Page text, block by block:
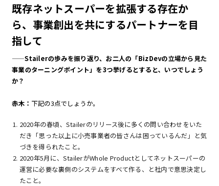
既存ネットスーパーを拡張する存在か
ら、事業創出を共にするパートナーを目
指して
——Stailerの歩みを振り返り、お二人の「BizDevの立場から見た
事業のターニングポイント」を3つ挙げるとすると、いつでしょう
か？
赤木： 下記の3点でしょうか。
2020年の春頃、Stailerのリリース後に多くの問い合わせをいた
だき「思った以上に小売事業者の皆さんは困っているんだ」と気
づきを得られたこと。
2020年5月に、StailerがWhole Productとしてネットスーパーの
運営に必要な裏側のシステムをすべて作る、と社内で意思決定し
たこと。